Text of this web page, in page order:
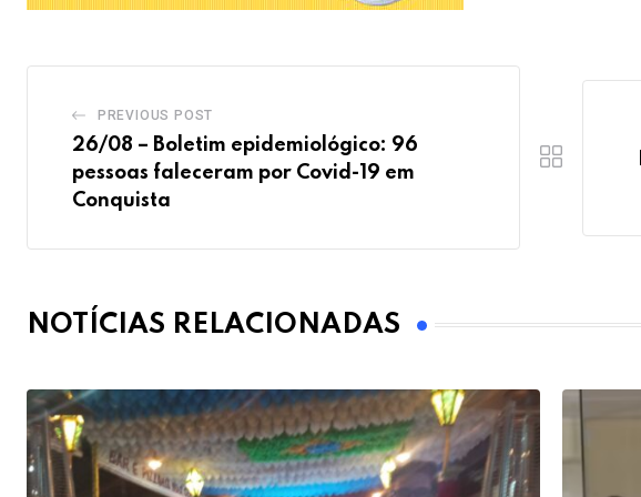
PREVIOUS POST
26/08 – Boletim epidemiológico: 96
pessoas faleceram por Covid-19 em
Conquista
NOTÍCIAS RELACIONADAS